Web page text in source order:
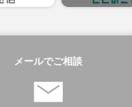
メールでご相談